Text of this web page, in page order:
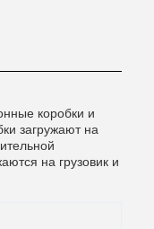
коробки и
загружают на
на грузовик и